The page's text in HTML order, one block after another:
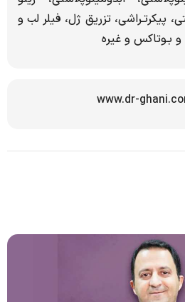
پیکرتـراشی، تزریق ژل، فیلر لب و
بـوتاکس و غیره